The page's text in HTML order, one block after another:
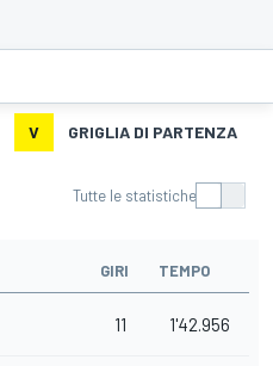
V GRIGLIA DI PARTENZA
Tutte le statistiche
GIRI TEMPO
11 1'42.956